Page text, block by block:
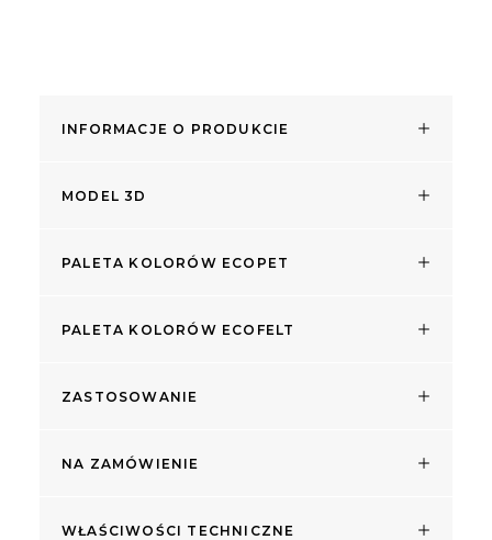
INFORMACJE O PRODUKCIE
MODEL 3D
PALETA KOLORÓW ECOPET
PALETA KOLORÓW ECOFELT
ZASTOSOWANIE
NA ZAMÓWIENIE
WŁAŚCIWOŚCI TECHNICZNE